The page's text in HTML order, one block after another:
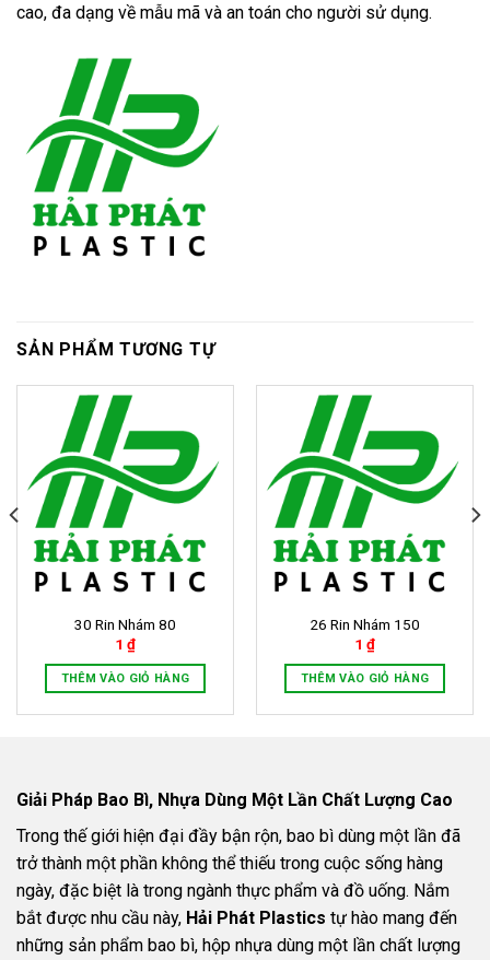
cao, đa dạng về mẫu mã và an toán cho người sử dụng.
SẢN PHẨM TƯƠNG TỰ
30 Rin Nhám 80
1 ₫
THÊM VÀO GIỎ HÀNG
26 Rin Nhám 150
1 ₫
THÊM VÀO GIỎ HÀNG
Giải Pháp Bao Bì, Nhựa Dùng Một Lần Chất Lượng Cao
Trong thế giới hiện đại đầy bận rộn, bao bì dùng một lần đã
trở thành một phần không thể thiếu trong cuộc sống hàng
ngày, đặc biệt là trong ngành thực phẩm và đồ uống. Nắm
bắt được nhu cầu này, Hải Phát Plastics tự hào mang đến
những sản phẩm bao bì, hộp nhựa dùng một lần chất lượng